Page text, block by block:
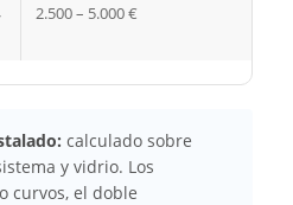
2.500 – 5.000 €
calculado sobre
y vidrio. Los
curvos, el doble